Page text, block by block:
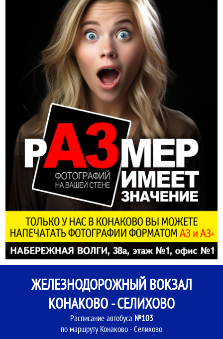
ЖЕЛЕЗНОДОРОЖНЫЙ ВОКЗАЛ
КОНАКОВО - СЕЛИХОВО
Расписание автобуса №103
по маршруту Конаково - Селихово